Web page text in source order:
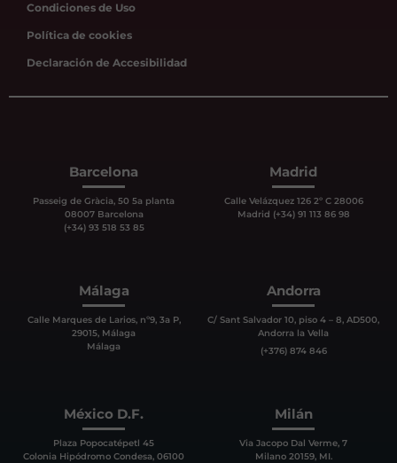
Condiciones de Uso
Política de cookies
Declaración de Accesibilidad
Barcelona
Passeig de Gràcia, 50 5a planta
08007 Barcelona
(+34) 93 518 53 85
Madrid
Calle Velázquez 126 2º C 28006
Madrid (+34) 91 113 86 98
Málaga
Calle Marques de Larios, nº9, 3a P,
29015, Málaga
Málaga
Andorra
C/ Sant Salvador 10, piso 4 – 8, AD500,
Andorra la Vella
(+376) 874 846
México D.F.
Plaza Popocatépetl 45
Colonia Hipódromo Condesa, 06100
Milán
Via Jacopo Dal Verme, 7
Milano 20159, MI.